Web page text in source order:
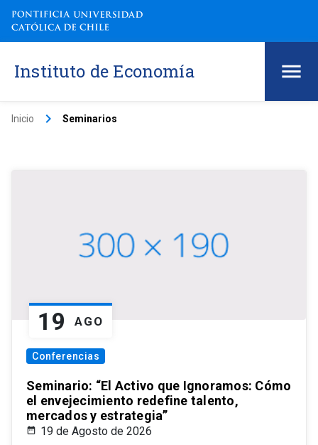
Instituto de Economía
Inicio keyboard_arrow_right Seminarios
19 AGO
Conferencias
Seminario: “El Activo que Ignoramos: Cómo
el envejecimiento redefine talento,
mercados y estrategia”
19 de Agosto de 2026